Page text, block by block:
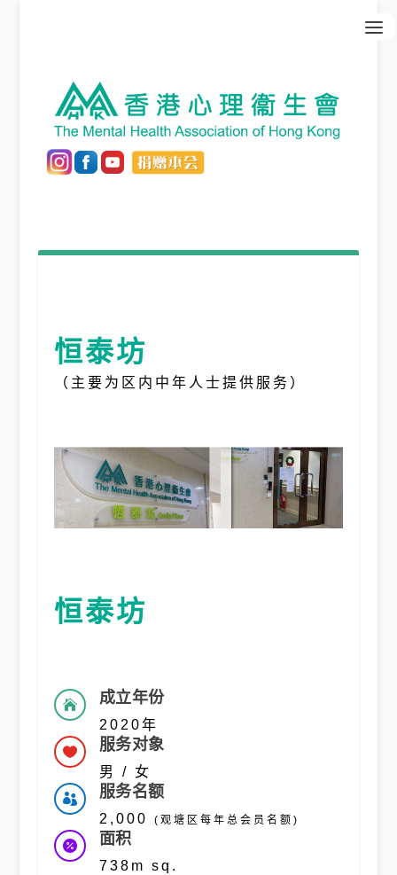
恒泰坊
（主要为区内中年人士提供服务）
恒泰坊
 成立年份
2020年
 服务对象
男 / 女
 服务名额
2,000 (观塘区每年总会员名额)
 面积
738m sq.